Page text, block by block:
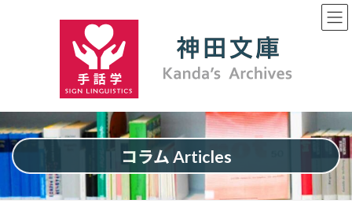
ッ
プ
移
動
コラム Articles